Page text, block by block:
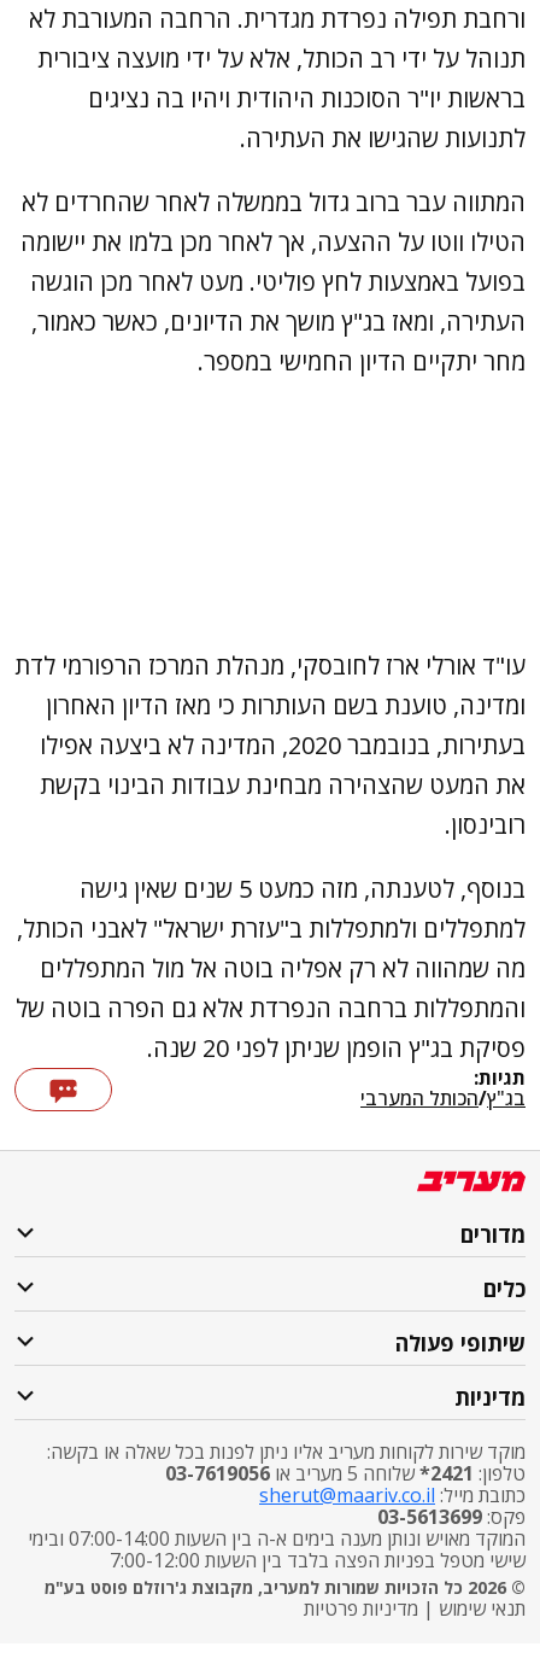
ורחבת תפילה נפרדת מגדרית. הרחבה המעורבת לא
תנוהל על ידי רב הכותל, אלא על ידי מועצה ציבורית
בראשות יו"ר הסוכנות היהודית ויהיו בה נציגים
לתנועות שהגישו את העתירה.
המתווה עבר ברוב גדול בממשלה לאחר שהחרדים לא
הטילו ווטו על ההצעה, אך לאחר מכן בלמו את יישומה
בפועל באמצעות לחץ פוליטי. מעט לאחר מכן הוגשה
העתירה, ומאז בג"ץ מושך את הדיונים, כאשר כאמור,
מחר יתקיים הדיון החמישי במספר.
עו"ד אורלי ארז לחובסקי, מנהלת המרכז הרפורמי לדת
ומדינה, טוענת בשם העותרות כי מאז הדיון האחרון
בעתירות, בנובמבר 2020, המדינה לא ביצעה אפילו
את המעט שהצהירה מבחינת עבודות הבינוי בקשת
רובינסון.
בנוסף, לטענתה, מזה כמעט 5 שנים שאין גישה
למתפללים ולמתפללות ב"עזרת ישראל" לאבני הכותל,
מה שמהווה לא רק אפליה בוטה אל מול המתפללים
והמתפללות ברחבה הנפרדת אלא גם הפרה בוטה של
פסיקת בג"ץ הופמן שניתן לפני 20 שנה.
תגיות:
בג"ץ/הכותל המערבי
מדורים
כלים
שיתופי פעולה
מדיניות
מוקד שירות לקוחות מעריב אליו ניתן לפנות בכל שאלה או בקשה:
טלפון: 2421* שלוחה 5 מעריב או
03-7619056
כתובת מייל: sherut@maariv.co.il
פקס:03-5613699
המוקד מאויש ונותן מענה בימים א-ה בין השעות 07:00-14:00 ובימי
שישי מטפל בפניות הפצה בלבד בין השעות 7:00-12:00
© 2026 כל הזכויות שמורות למעריב, מקבוצת ג'רוזלם פוסט בע"מ
תנאי שימוש | מדיניות פרטיות